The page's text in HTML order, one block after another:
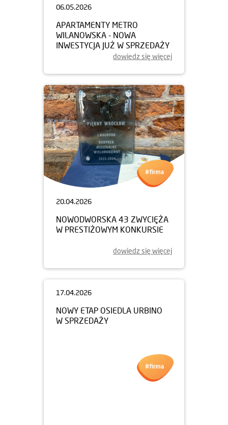
06.05.2026
APARTAMENTY METRO
WILANOWSKA - NOWA
INWESTYCJA JUŻ W SPRZEDAŻY
dowiedz się więcej
20.04.2026
NOWODWORSKA 43 ZWYCIĘŻA
W PRESTIŻOWYM KONKURSIE
dowiedz się więcej
17.04.2026
NOWY ETAP OSIEDLA URBINO
W SPRZEDAŻY